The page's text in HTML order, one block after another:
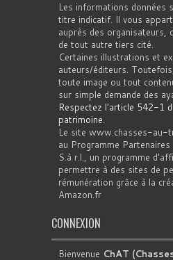
Les informations données
titre indicatif. Il vous
auprès des organisateurs,
de tout autre tiers cité.
Certaines illustrations et
auteurs/éditeurs.
toute image ou tout
sur simple demande des
Respectez l'article 542-1
patrimoine.
Le site www.chasses-au-
au Programme Partenaires
S.à r.l., un programme
permettre à des sites de
rémunération grâce à la
Amazon.fr
CONNEXION
Bienvenue ChAT